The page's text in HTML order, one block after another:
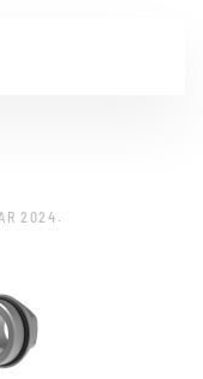
2024 .